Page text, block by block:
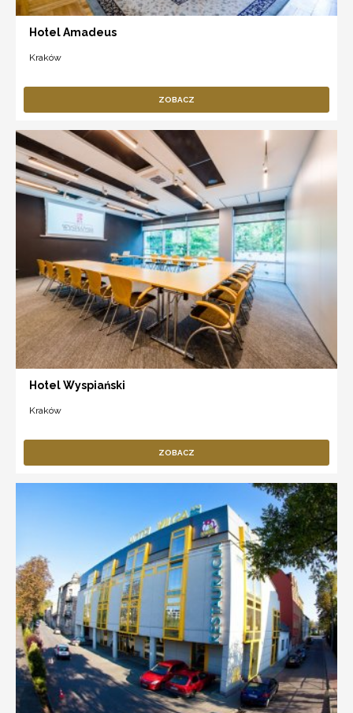
Hotel Amadeus
Kraków
ZOBACZ
Hotel Wyspiański
Kraków
ZOBACZ